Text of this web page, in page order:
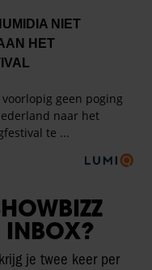
INBOX?
je twee keer per